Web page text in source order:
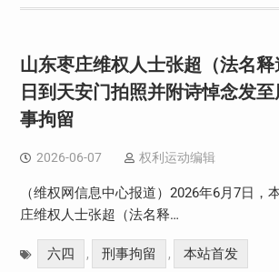
山东枣庄维权人士张超（法名
日到天安门拍照并附诗悼念发
事拘留
2026-06-07 权利运动编辑
（维权网信息中心报道）2026年6月7日，
庄维权人士张超（法名释…
六四 , 刑事拘留 , 本站首发